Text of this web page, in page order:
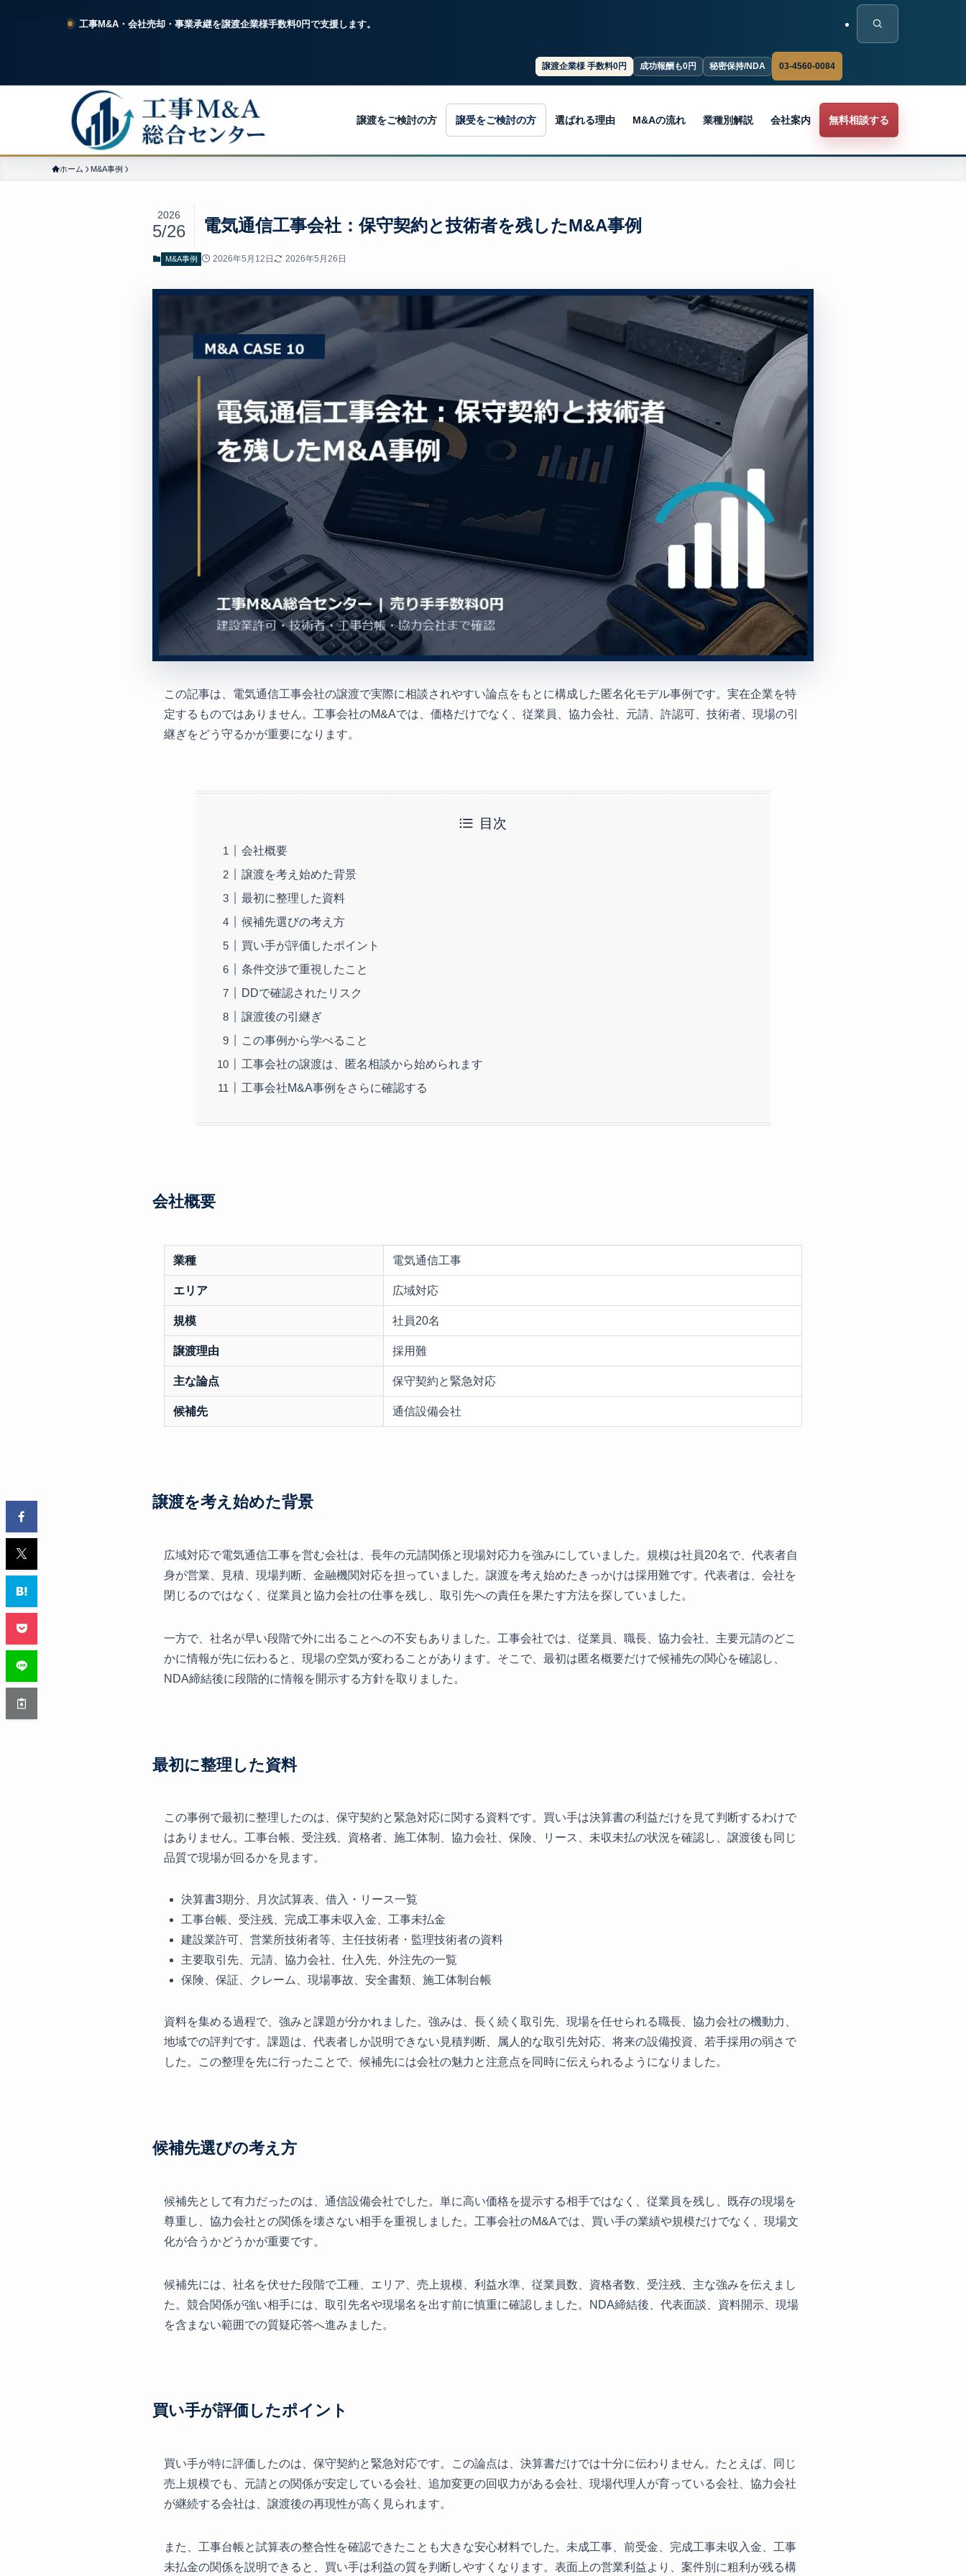
工事M&A・会社売却・事業承継を譲渡企業様手数料0円で支援します。
譲渡企業様 手数料0円 成功報酬も0円 秘密保持/NDA 03-4560-0084
譲渡をご検討の方 譲受をご検討の方 選ばれる理由 M&Aの流れ 業種別解説 会社案内 無料相談する
ホーム M&A事例
電気通信工事会社：保守契約と技術者を残したM&A事例
2026
5/26
M&A事例 2026年5月12日 2026年5月26日
この記事は、電気通信工事会社の譲渡で実際に相談されやすい論点をもとに構成した匿名化モデル事例です。実在企業を特
定するものではありません。工事会社のM&Aでは、価格だけでなく、従業員、協力会社、元請、許認可、技術者、現場の引
継ぎをどう守るかが重要になります。
目次
会社概要
譲渡を考え始めた背景
最初に整理した資料
候補先選びの考え方
買い手が評価したポイント
条件交渉で重視したこと
DDで確認されたリスク
譲渡後の引継ぎ
この事例から学べること
工事会社の譲渡は、匿名相談から始められます
工事会社M&A事例をさらに確認する
会社概要
業種 電気通信工事
エリア 広域対応
規模 社員20名
譲渡理由 採用難
主な論点 保守契約と緊急対応
候補先 通信設備会社
譲渡を考え始めた背景
広域対応で電気通信工事を営む会社は、長年の元請関係と現場対応力を強みにしていました。規模は社員20名で、代表者自
身が営業、見積、現場判断、金融機関対応を担っていました。譲渡を考え始めたきっかけは採用難です。代表者は、会社を
閉じるのではなく、従業員と協力会社の仕事を残し、取引先への責任を果たす方法を探していました。
一方で、社名が早い段階で外に出ることへの不安もありました。工事会社では、従業員、職長、協力会社、主要元請のどこ
かに情報が先に伝わると、現場の空気が変わることがあります。そこで、最初は匿名概要だけで候補先の関心を確認し、
NDA締結後に段階的に情報を開示する方針を取りました。
最初に整理した資料
この事例で最初に整理したのは、保守契約と緊急対応に関する資料です。買い手は決算書の利益だけを見て判断するわけで
はありません。工事台帳、受注残、資格者、施工体制、協力会社、保険、リース、未収未払の状況を確認し、譲渡後も同じ
品質で現場が回るかを見ます。
決算書3期分、月次試算表、借入・リース一覧
工事台帳、受注残、完成工事未収入金、工事未払金
建設業許可、営業所技術者等、主任技術者・監理技術者の資料
主要取引先、元請、協力会社、仕入先、外注先の一覧
保険、保証、クレーム、現場事故、安全書類、施工体制台帳
資料を集める過程で、強みと課題が分かれました。強みは、長く続く取引先、現場を任せられる職長、協力会社の機動力、
地域での評判です。課題は、代表者しか説明できない見積判断、属人的な取引先対応、将来の設備投資、若手採用の弱さで
した。この整理を先に行ったことで、候補先には会社の魅力と注意点を同時に伝えられるようになりました。
候補先選びの考え方
候補先として有力だったのは、通信設備会社でした。単に高い価格を提示する相手ではなく、従業員を残し、既存の現場を
尊重し、協力会社との関係を壊さない相手を重視しました。工事会社のM&Aでは、買い手の業績や規模だけでなく、現場文
化が合うかどうかが重要です。
候補先には、社名を伏せた段階で工種、エリア、売上規模、利益水準、従業員数、資格者数、受注残、主な強みを伝えまし
た。競合関係が強い相手には、取引先名や現場名を出す前に慎重に確認しました。NDA締結後、代表面談、資料開示、現場
を含まない範囲での質疑応答へ進みました。
買い手が評価したポイント
買い手が特に評価したのは、保守契約と緊急対応です。この論点は、決算書だけでは十分に伝わりません。たとえば、同じ
売上規模でも、元請との関係が安定している会社、追加変更の回収力がある会社、現場代理人が育っている会社、協力会社
が継続する会社は、譲渡後の再現性が高く見られます。
また、工事台帳と試算表の整合性を確認できたことも大きな安心材料でした。未成工事、前受金、完成工事未収入金、工事
未払金の関係を説明できると、買い手は利益の質を判断しやすくなります。表面上の営業利益より、案件別に粗利が残る構